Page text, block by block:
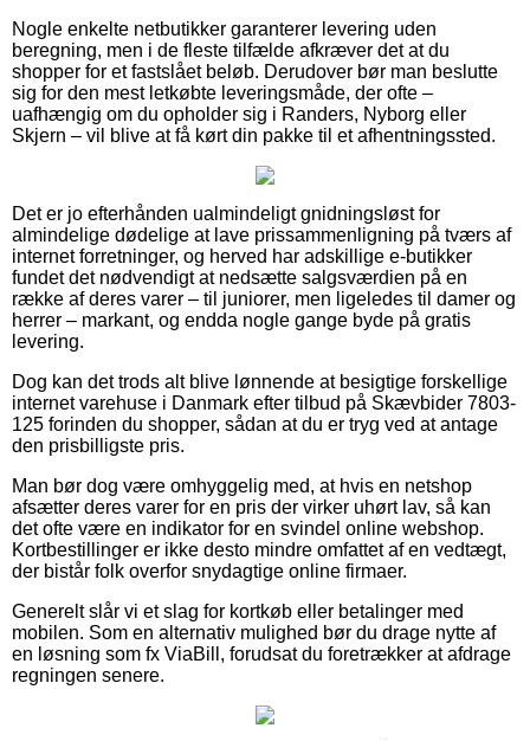
Nogle enkelte netbutikker garanterer levering uden
beregning, men i de fleste tilfælde afkræver det at du
shopper for et fastslået beløb. Derudover bør man beslutte
sig for den mest letkøbte leveringsmåde, der ofte –
uafhængig om du opholder sig i Randers, Nyborg eller
Skjern – vil blive at få kørt din pakke til et afhentningssted.
Det er jo efterhånden ualmindeligt gnidningsløst for
almindelige dødelige at lave prissammenligning på tværs af
internet forretninger, og herved har adskillige e-butikker
fundet det nødvendigt at nedsætte salgsværdien på en
række af deres varer – til juniorer, men ligeledes til damer og
herrer – markant, og endda nogle gange byde på gratis
levering.
Dog kan det trods alt blive lønnende at besigtige forskellige
internet varehuse i Danmark efter tilbud på Skævbider 7803-
125 forinden du shopper, sådan at du er tryg ved at antage
den prisbilligste pris.
Man bør dog være omhyggelig med, at hvis en netshop
afsætter deres varer for en pris der virker uhørt lav, så kan
det ofte være en indikator for en svindel online webshop.
Kortbestillinger er ikke desto mindre omfattet af en vedtægt,
der bistår folk overfor snydagtige online firmaer.
Generelt slår vi et slag for kortkøb eller betalinger med
mobilen. Som en alternativ mulighed bør du drage nytte af
en løsning som fx ViaBill, forudsat du foretrækker at afdrage
regningen senere.